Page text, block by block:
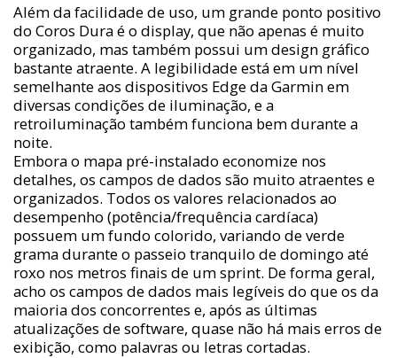
Além da facilidade de uso, um grande ponto positivo
do Coros Dura é o display, que não apenas é muito
organizado, mas também possui um design gráfico
bastante atraente. A legibilidade está em um nível
semelhante aos dispositivos Edge da Garmin em
diversas condições de iluminação, e a
retroiluminação também funciona bem durante a
noite.
Embora o mapa pré-instalado economize nos
detalhes, os campos de dados são muito atraentes e
organizados. Todos os valores relacionados ao
desempenho (potência/frequência cardíaca)
possuem um fundo colorido, variando de verde
grama durante o passeio tranquilo de domingo até
roxo nos metros finais de um sprint. De forma geral,
acho os campos de dados mais legíveis do que os da
maioria dos concorrentes e, após as últimas
atualizações de software, quase não há mais erros de
exibição, como palavras ou letras cortadas.